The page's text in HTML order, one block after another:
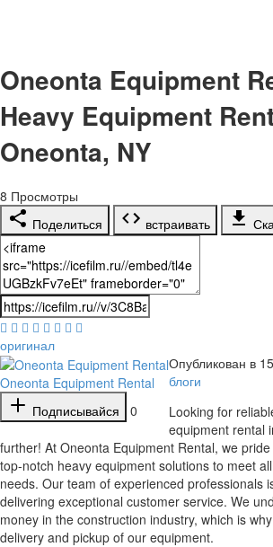
Oneonta Equipment
Heavy Equipment
Oneonta, NY
8 Просмотры
Поделиться
встраивать
оригинал
Oneonta Equipment Rental
Подписывайся
0
Опубликован в
блоги
⁣Looking for
equipment rental
further! At Oneonta Equipment Rental, we
top-notch heavy equipment solutions to meet
needs. Our team of experienced professionals
delivering exceptional customer service. We
money in the construction industry, which is
delivery and pickup of our equipment.